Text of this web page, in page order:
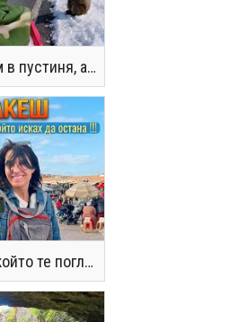
Мислех си, че отивам в пустиня, а се озовах в снега !! / Not the Morocco You Know
МАРАКЕШ — градът, който те поглъща без предупреждение